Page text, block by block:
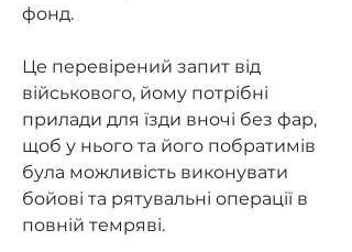
фонд.
Це перевірений запит від
військового, йому потрібні
прилади для їзди вночі без фар,
щоб у нього та його побратимів
була можливість виконувати
бойові та рятувальні операції в
повній темряві.